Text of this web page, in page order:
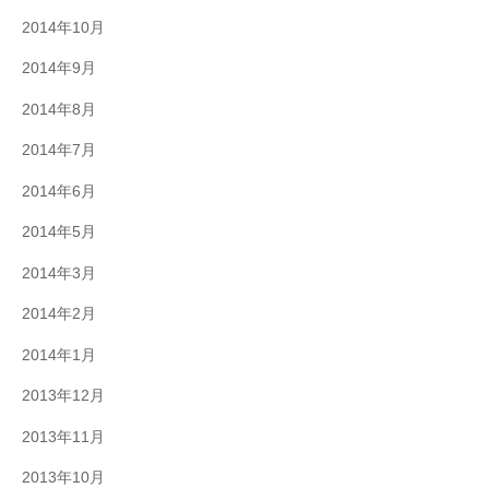
2014年10月
2014年9月
2014年8月
2014年7月
2014年6月
2014年5月
2014年3月
2014年2月
2014年1月
2013年12月
2013年11月
2013年10月